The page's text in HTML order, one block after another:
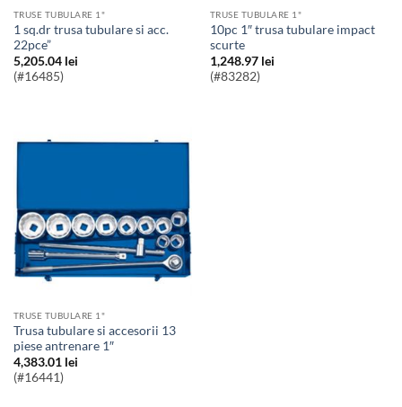
TRUSE TUBULARE 1"
1 sq.dr trusa tubulare si acc.
22pce”
5,205.04 lei
(#16485)
TRUSE TUBULARE 1"
10pc 1″ trusa tubulare impact
scurte
1,248.97 lei
(#83282)
TRUSE TUBULARE 1"
Trusa tubulare si accesorii 13
piese antrenare 1″
4,383.01 lei
(#16441)